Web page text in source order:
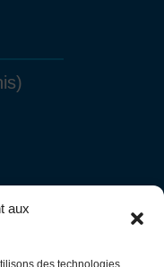
aux
des technologies